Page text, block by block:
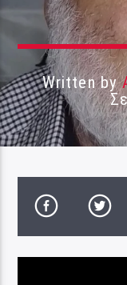
Written by